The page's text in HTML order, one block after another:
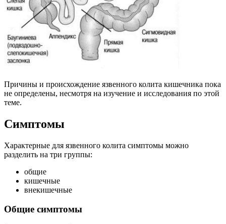
Причины и происхождение язвенного колита кишечника пока
не определены, несмотря на изучение и исследования по этой
теме.
Симптомы
Характерные для язвенного колита симптомы можно
разделить на три группы:
общие
кишечные
внекишечные
Общие симптомы